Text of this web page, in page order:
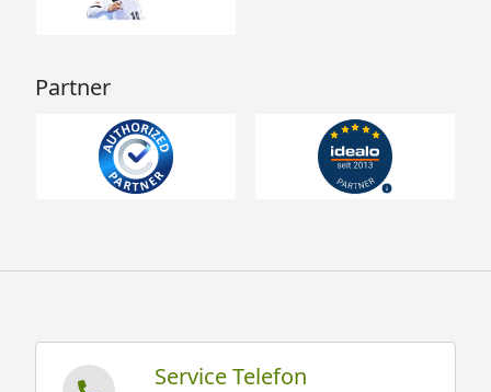
Partner
Service Telefon